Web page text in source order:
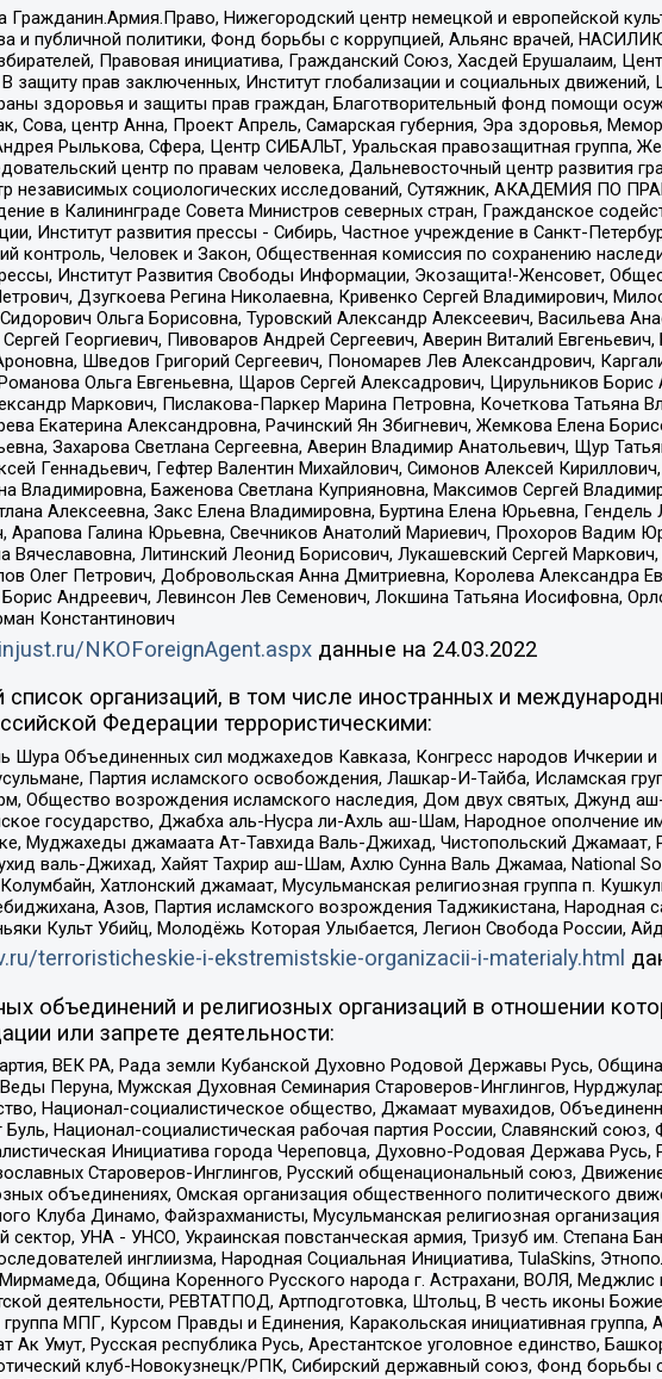
Гражданин.Армия.Право, Нижегородский центр немецкой и европейской
и публичной политики, Фонд борьбы с коррупцией, Альянс врачей,
Правовая инициатива, Гражданский Союз, Хасдей Ерушалаим,
защиту прав заключенных, Институт глобализации и социальных
здоровья и защиты прав граждан, Благотворительный фонд помощи
Сова, центр Анна, Проект Апрель, Самарская губерния, Эра здоровья,
Рылькова, Сфера, Центр СИБАЛЬТ, Уральская правозащитная группа,
центр по правам человека, Дальневосточный центр развития
независимых социологических исследований, Сутяжник, АКАДЕМИЯ ПО
в Калининграде Совета Министров северных стран, Гражданское
Институт развития прессы - Сибирь, Частное учреждение в Санкт-
контроль, Человек и Закон, Общественная комиссия по сохранению
Институт Развития Свободы Информации, Экозащита!-Женсовет,
Дзугкоева Регина Николаевна, Кривенко Сергей Владимирович,
Ольга Борисовна, Туровский Александр Алексеевич, Васильева
Георгиевич, Пивоваров Андрей Сергеевич, Аверин Виталий
Шведов Григорий Сергеевич, Пономарев Лев Александрович,
Ольга Евгеньевна, Щаров Сергей Алексадрович, Цирульников
Маркович, Пислакова-Паркер Марина Петровна, Кочеткова Татьяна
Екатерина Александровна, Рачинский Ян Збигневич, Жемкова Елена
Захарова Светлана Сергеевна, Аверин Владимир Анатольевич, Щур
Геннадьевич, Гефтер Валентин Михайлович, Симонов Алексей
Владимировна, Баженова Светлана Куприяновна, Максимов Сергей
Алексеевна, Закс Елена Владимировна, Буртина Елена Юрьевна,
Арапова Галина Юрьевна, Свечников Анатолий Мариевич, Прохоров Вадим
Вячеславовна, Литинский Леонид Борисович, Лукашевский Сергей
Олег Петрович, Добровольская Анна Дмитриевна, Королева Александра
Андреевич, Левинсон Лев Семенович, Локшина Татьяна Иосифовна,
Константинович
NKOForeignAgent.aspxданные на 24.03.2022
организаций, в том числе иностранных и
Федерации террористическими:
Объединенных сил моджахедов Кавказа, Конгресс народов Ичкерии и
Партия исламского освобождения, Лашкар-И-Тайба, Исламская
Общество возрождения исламского наследия, Дом двух святых, Джунд
государство, Джабха аль-Нусра ли-Ахль аш-Шам, Народное ополчение
Муджахеды джамаата Ат-Тавхида Валь-Джихад, Чистопольский Джамаат,
валь-Джихад, Хайят Тахрир аш-Шам, Ахлю Сунна Валь Джамаа, National
Хатлонский джамаат, Мусульманская религиозная группа п.
Азов, Партия исламского возрождения Таджикистана, Народная
Культ Убийц, Молодёжь Которая Улыбается, Легион Свобода России,
terroristicheskie-i-ekstremistskie-organizacii-i-materialy.html
объединений и религиозных организаций в отношении
или запрете деятельности:
ВЕК РА, Рада земли Кубанской Духовно Родовой Державы Русь,
Перуна, Мужская Духовная Семинария Староверов-Инглингов,
Национал-социалистическое общество, Джамаат мувахидов,
Национал-социалистическая рабочая партия России, Славянский
Инициатива города Череповца, Духовно-Родовая Держава Русь,
Староверов-Инглингов, Русский общенациональный союз,
объединениях, Омская организация общественного политического
Клуба Динамо, Файзрахманисты, Мусульманская религиозная
УНА - УНСО, Украинская повстанческая армия, Тризуб им. Степана
инглиизма, Народная Социальная Инициатива, TulaSkins,
Община Коренного Русского народа г. Астрахани, ВОЛЯ,
деятельности, РЕВТАТПОД, Артподготовка, Штольц, В честь иконы
МПГ, Курсом Правды и Единения, Каракольская инициативная
Ак Умут, Русская республика Русь, Арестантское уголовное единство,
клуб-Новокузнецк/РПК, Сибирский державный союз, Фонд